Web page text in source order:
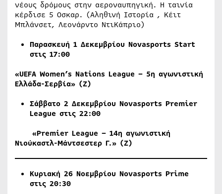
νέους δρόμους στην αεροναυπηγική. Η ταινία
κέρδισε 5 Οσκαρ. (Αληθινή Ιστορία , Κέιτ
Μπλάνσετ, Λεονάρντο ΝτιΚάπριο)
Παρασκευή 1 Δεκεμβρίου Novasports Start
στις 17:00
«UEFA Women’s Nations League – 5η αγωνιστική
Ελλάδα-Σερβία» (Ζ)
Σάββατο 2 Δεκεμβρίου Novasports Premier
League στις 22:00
«Premier League – 14η αγωνιστική
Νιούκαστλ-Μάντσεστερ Γ.» (Ζ)
Κυριακή 26 Νοεμβρίου Novasports Prime
στις 20:30